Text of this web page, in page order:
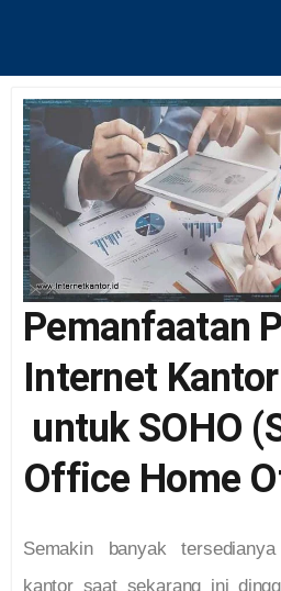
Pemanfaatan
Internet
untuk SOHO
Office Home
Semakin banyak
kantor saat sekarang ini